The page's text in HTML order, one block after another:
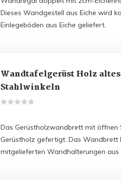
Dieses Wandgestell aus Eiche wird
Einlegeböden aus Eiche geliefert.
Wandtafelgerüst Holz
Stahlwinkeln
Das Gerüstholzwandbrett mit öffnen
Gerüstholz gefertigt. Das Wandbrett
mitgelieferten Wandhalterungen aus